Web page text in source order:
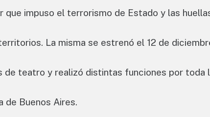
impuso el terrorismo de Estado y las
La misma se estrenó el 12 de
de teatro y realizó distintas funciones por toda
de Buenos Aires.